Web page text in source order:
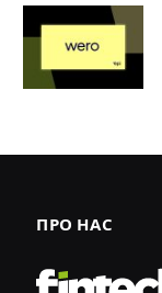
ПРО НАС